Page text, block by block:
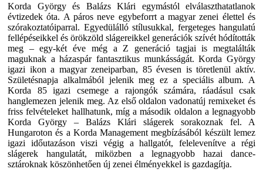
Korda Györgyés Balázs Klári egymástól elválaszthatatlanok
évtizedek óta. A páros neve egybeforrt a magyar zenei élettel és
szórakoztatóiparral. Egyedülálló stílusukkal, fergeteges hangulatú
fellépéseikkel és örökzöld slágereikkel generációk szívét hódították
meg – egy-két éve még a Z generáció tagjai is megtalálták
maguknak a házaspár fantasztikus munkásságát. Korda György
igazi ikon a magyar zeneiparban, 85 évesen is töretlenül aktív.
Születésnapja alkalmából jelenik meg ez a speciális album. A
Korda 85igazi csemege a rajongók számára, ráadásul csak
hanglemezen jelenik meg. Az első oldalon vadonatúj remixeket és
friss felvételeket hallhatunk, míg a második oldalon a legnagyobb
Korda György – Balázs Klári slágerek sorakoznak fel. A
Hungaroton és a Korda Management megbízásából készült lemez
igazi időutazáson viszi végig a hallgatót, felelevenítve a régi
slágerek hangulatát, miközben a legnagyobb hazai dance-
sztároknak köszönhetően új zenei élményekkel is gazdagítja.